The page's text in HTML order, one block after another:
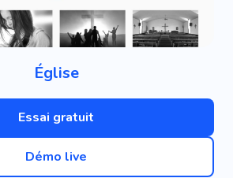
Église
Essai gratuit
Démo live